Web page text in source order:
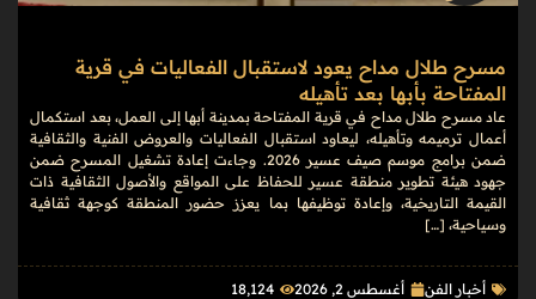
مسرح طلال مداح يعود لاستقبال الفعاليات في قرية
المفتاحة بأبها بعد تأهيله
عاد مسرح طلال مداح في قرية المفتاحة بمدينة أبها إلى العمل، بعد استكمال
أعمال ترميمه وتأهيله، ليعاود استقبال الفعاليات والعروض الفنية والثقافية
ضمن برامج موسم صيف عسير 2026. وجاءت إعادة تشغيل المسرح ضمن
جهود هيئة تطوير منطقة عسير للحفاظ على المواقع والأصول الثقافية ذات
القيمة التاريخية، وإعادة توظيفها بما يعزز حضور المنطقة كوجهة ثقافية
وسياحية، […]
أخبار الفن أغسطس 2, 2026 18٬124